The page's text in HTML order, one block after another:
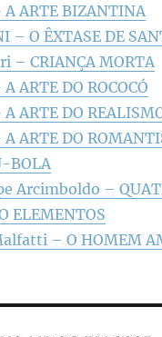
ARTE BIZANTINA
– O ÊXTASE DE
– CRIANÇA MORTA
ARTE DO ROCOCÓ
ARTE DO
ARTE DO
BOLA
Arcimboldo –
ELEMENTOS
– O HOMEM